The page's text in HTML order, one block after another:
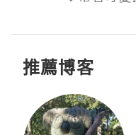
推薦博客